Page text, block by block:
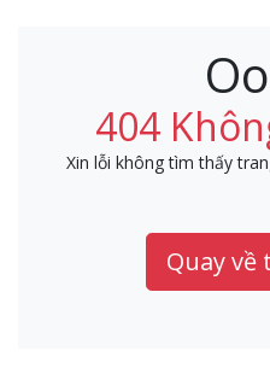
404
Xin lỗi không tìm thấy
Quay về